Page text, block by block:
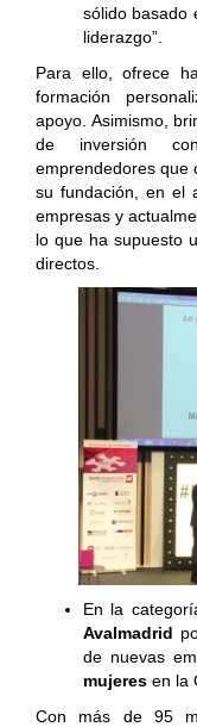
sólido basado
liderazgo”.
Para ello, ofrece
formación
apoyo. Asimismo,
de inversión
emprendedores que
su fundación, en el
empresas y
lo que ha supuesto
directos.
En la
Avalmadrid
de nuevas
mujeres en la
Con más de 95